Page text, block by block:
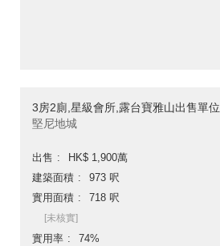
3房2廁,星級會所,露台寶雅山出售單位
堅尼地城
出售
HK$ 1,900萬
建築面積
973 呎
實用面積
718 呎
[未核實]
實用率
74%